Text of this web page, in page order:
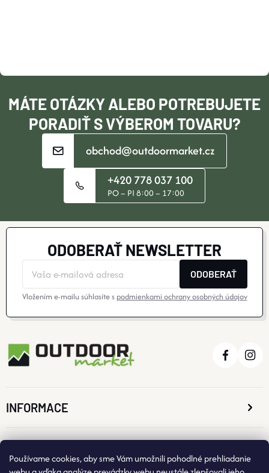
Používame cookies, aby sme Vám umožnili pohodlné prehliadanie
T
MÁTE OTÁZKY ALEBO POTREBUJETE
PORADIŤ S VÝBEROM TOVARU?
obchod@outdoormarket.cz
+420 778 037 100
PO – PI 8:00 – 17:00
ODOBERAŤ NEWSLETTER
ODOBERAŤ
Vložením e-mailu súhlasíte s podmienkami ochrany osobných údajov
INFORMACE